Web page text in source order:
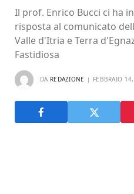
Il prof. Enrico Bucci ci ha
risposta al comunicato
Valle d'Itria e Terra
Fastidiosa
DA REDAZIONE FEBBRAIO